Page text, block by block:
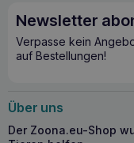
Wohlbefinden bieten.
Wichtigste
Reduziert
Reaktionen und
Newsletter
Verpasse kein
auf Bestellungen!
Über uns
Der Zoona.eu-Shop